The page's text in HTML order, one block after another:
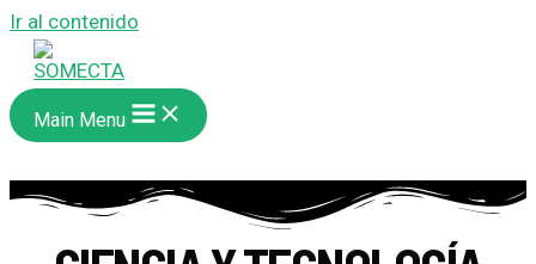
Ir al contenido
Main Menu